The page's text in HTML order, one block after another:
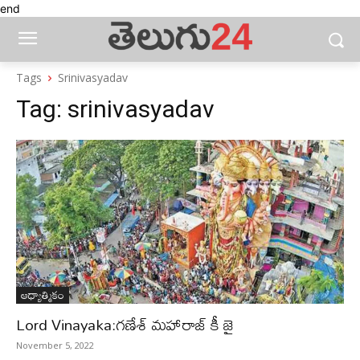
end
Tags Srinivasyadav
Tag: srinivasyadav
ఆధ్యాత్మికం
Lord Vinayaka:గణేశ్ మహారాజ్ కీ జై
November 5, 2022